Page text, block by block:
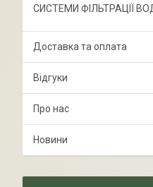
СИСТЕМИ ФІЛЬТРАЦІЇ
Доставка та оплата
Відгуки
Про нас
Новини